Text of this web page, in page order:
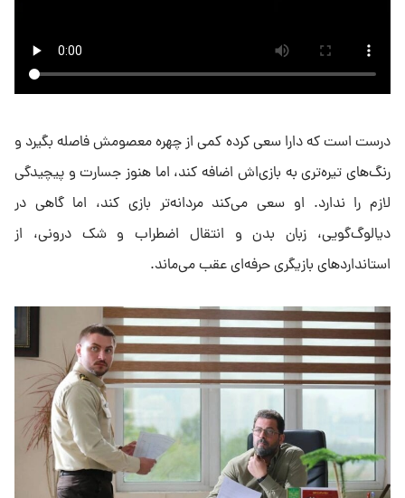
درست است که دارا سعی کرده کمی از چهره معصومش فاصله بگیرد و
رنگ‌های تیره‌تری به بازی‌اش اضافه کند، اما هنوز جسارت و پیچیدگی
لازم را ندارد. او سعی می‌کند مردانه‌تر بازی کند، اما گاهی در
دیالوگ‌گویی، زبان بدن و انتقال اضطراب و شک درونی، از
استانداردهای بازیگری حرفه‌ای عقب می‌ماند.